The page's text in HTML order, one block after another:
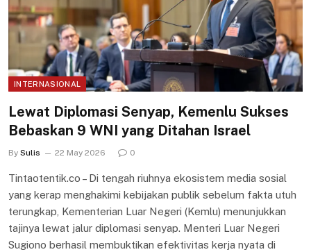
INTERNASIONAL
Lewat Diplomasi Senyap, Kemenlu Sukses
Bebaskan 9 WNI yang Ditahan Israel
By Sulis 22 May 2026 0
Tintaotentik.co – Di tengah riuhnya ekosistem media sosial
yang kerap menghakimi kebijakan publik sebelum fakta utuh
terungkap, Kementerian Luar Negeri (Kemlu) menunjukkan
tajinya lewat jalur diplomasi senyap. Menteri Luar Negeri
Sugiono berhasil membuktikan efektivitas kerja nyata di